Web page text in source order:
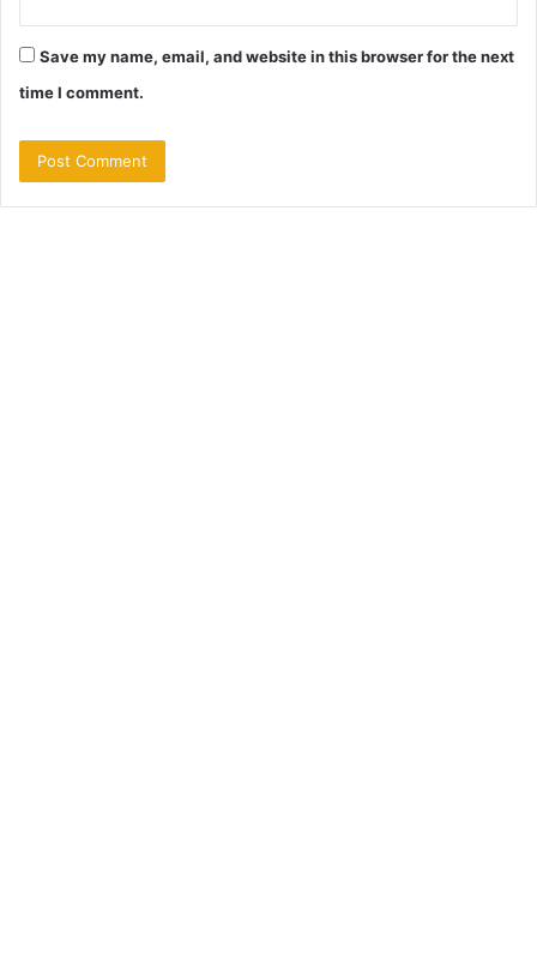
Save my name, email, and website in this browser for the next
time I comment.